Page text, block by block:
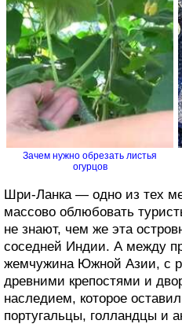
Зачем нужно обрезать листья
огурцов
Шри-Ланка — одно из тех
массово облюбовать
не знают, чем же эта
соседней Индии. А между
жемчужина Южной Азии, с
древними крепостями и
наследием, которое
португальцы, голландцы и